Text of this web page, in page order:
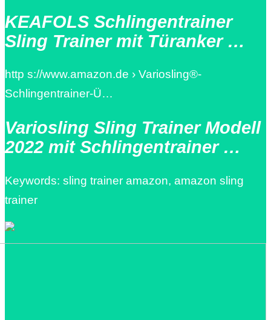
KEAFOLS Schlingentrainer
Sling Trainer mit Türanker …
http s://www.amazon.de › Variosling®-
Schlingentrainer-Ü…
Variosling Sling Trainer Modell
2022 mit Schlingentrainer …
Keywords: sling trainer amazon, amazon sling
trainer